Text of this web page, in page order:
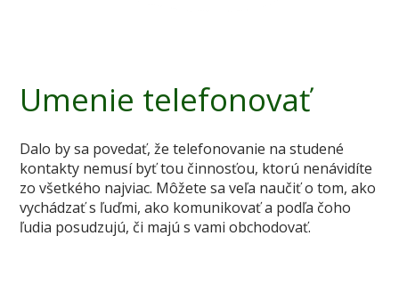
Umenie telefonovať
Dalo by sa povedať, že telefonovanie na studené
kontakty nemusí byť tou činnosťou, ktorú nenávidíte
zo všetkého najviac. Môžete sa veľa naučiť o tom, ako
vychádzať s ľuďmi, ako komunikovať a podľa čoho
ľudia posudzujú, či majú s vami obchodovať.